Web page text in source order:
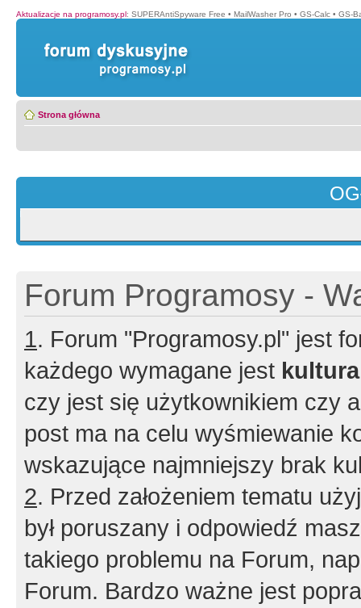
Aktualizacje na programosy.pl: SUPERAntiSpyware Free • MailWasher Pro • GS-Calc • GS-
Strona główna
Forum Programosy -
1. Forum "Programosy.pl" jest
każdego wymagane jest
czy jest się użytkownikiem czy
post ma na celu wyśmiewanie
wskazujące najmniejszy brak
2. Przed założeniem tematu
był poruszany i odpowiedź
takiego problemu na Forum,
Forum. Bardzo ważne jest